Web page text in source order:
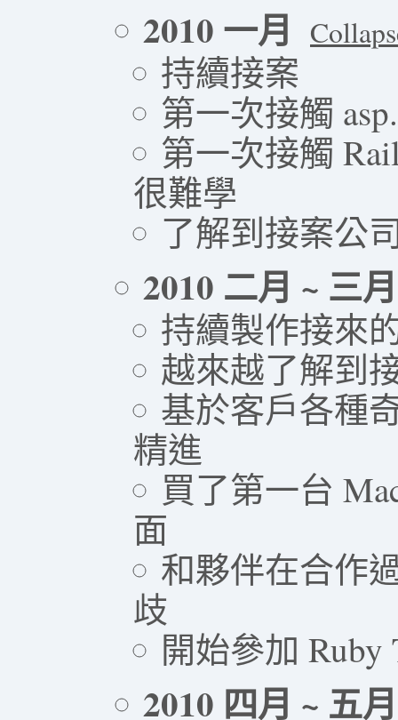
2010 一月
持續接案
第一次接觸
第一次接觸
很難學
了解到接案公
2010 二月 ~ 三月
持續製作接來
越來越了解到
基於客戶各種
精進
買了第一台
面
和夥伴在合作
歧
開始參加 Ruby
2010 四月 ~ 五月